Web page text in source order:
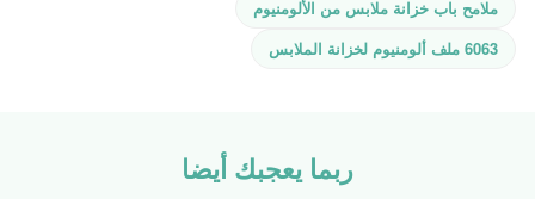
ملامح باب خزانة ملابس من الألومنيوم
6063 ملف ألومنيوم لخزانة الملابس
ربما يعجبك أيضا